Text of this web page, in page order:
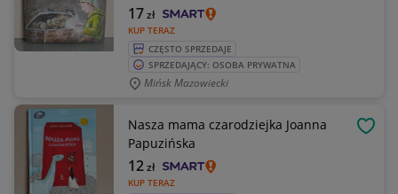
KUP TERAZ
17zł
CZĘSTO SPRZEDAJE
SPRZEDAJĄCY: OSOBA PRYWATNA
Mińsk Mazowiecki
Nasza mama czarodziejka Joanna
Papuzińska
KUP TERAZ
12zł